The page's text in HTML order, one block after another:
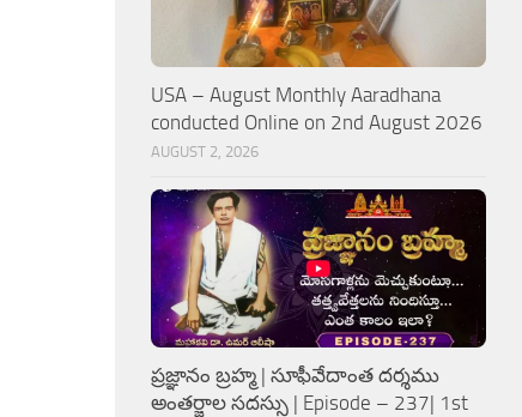
USA – August Monthly Aaradhana
conducted Online on 2nd August 2026
AUGUST 2, 2026
ప్రజ్ఞానం బ్రహ్మ | సూఫీవేదాంత దర్శము
అంతర్జాల సదస్సు | Episode – 237| 1st